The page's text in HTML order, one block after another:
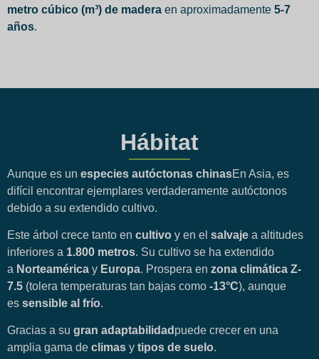
metro cúbico (m³) de madera en aproximadamente 5-7
años.
Hábitat
Aunque es un especies autóctonas chinasEn Asia, es
difícil encontrar ejemplares verdaderamente autóctonos
debido a su extendido cultivo.
Este árbol crece tanto en cultivo y en el salvaje a altitudes
inferiores a 1.800 metros. Su cultivo se ha extendido
a Norteamérica y Europa. Prospera en zona climática Z-
7.5 (tolera temperaturas tan bajas como -13°C), aunque
es sensible al frío.
Gracias a su gran adaptabilidad puede crecer en una
amplia gama de climas y tipos de suelo.